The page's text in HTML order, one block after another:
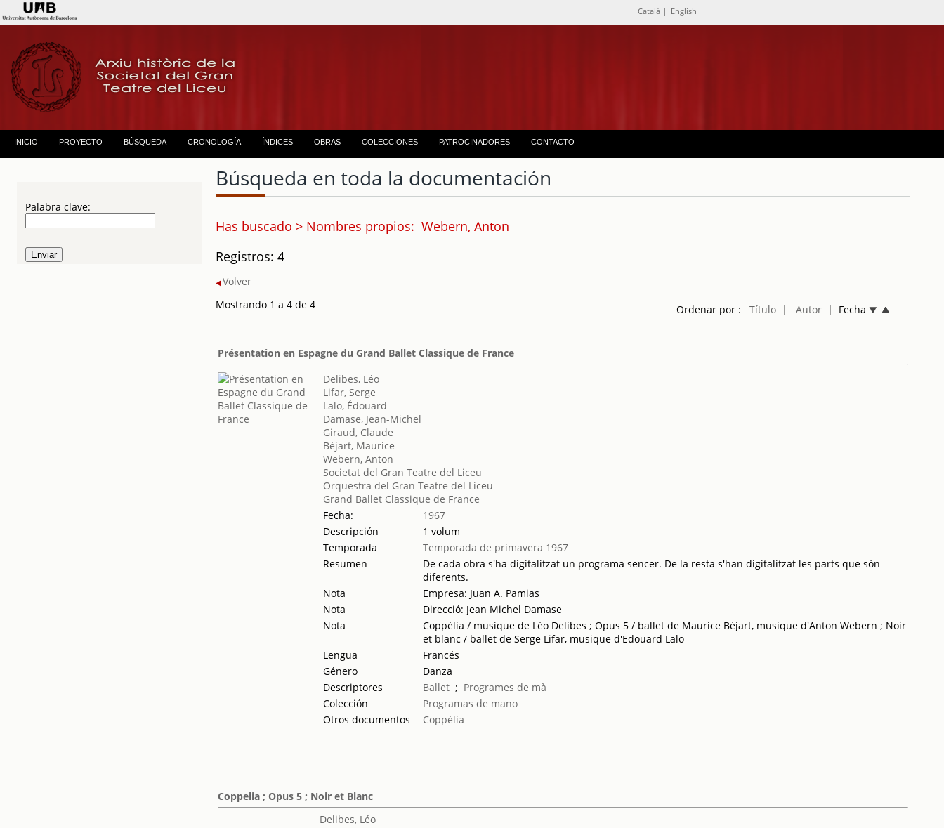
Català | English
INICIO PROYECTO BÚSQUEDA CRONOLOGÍA ÍNDICES OBRAS COLECCIONES PATROCINADORES CONTACTO
Palabra clave:
Búsqueda en toda la documentación
Has buscado > Nombres propios: Webern, Anton
Registros: 4
Volver
Mostrando 1 a 4 de 4
Ordenar por : Título | Autor| Fecha
Présentation en Espagne du Grand Ballet Classique de France
Delibes, Léo
Lifar, Serge
Lalo, Édouard
Damase, Jean-Michel
Giraud, Claude
Béjart, Maurice
Webern, Anton
Societat del Gran Teatre del Liceu
Orquestra del Gran Teatre del Liceu
Grand Ballet Classique de France
Fecha:
1967
Descripción
1 volum
Temporada
Temporada de primavera 1967
Resumen
De cada obra s'ha digitalitzat un programa sencer. De la resta s'han digitalitzat les parts que són
diferents.
Nota
Empresa: Juan A. Pamias
Nota
Direcció: Jean Michel Damase
Nota
Coppélia / musique de Léo Delibes ; Opus 5 / ballet de Maurice Béjart, musique d'Anton Webern ; Noir
et blanc / ballet de Serge Lifar, musique d'Edouard Lalo
Lengua
Francés
Género
Danza
Descriptores
Ballet ; Programes de mà
Colección
Programas de mano
Otros documentos
Coppélia
Coppelia ; Opus 5 ; Noir et Blanc
Delibes, Léo